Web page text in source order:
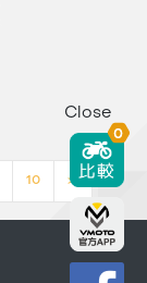
10 >>
Close
0